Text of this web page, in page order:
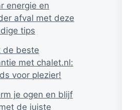
energie en
afval met deze
tips
de beste
met chalet.nl:
voor plezier!
je ogen en blijf
de juiste